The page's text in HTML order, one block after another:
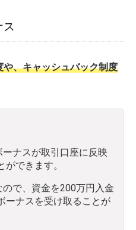
ス
、キャッシュバック制度
ナスが取引口座に反映
できます。
で、資金を200万円入金
ーナスを受け取ることが